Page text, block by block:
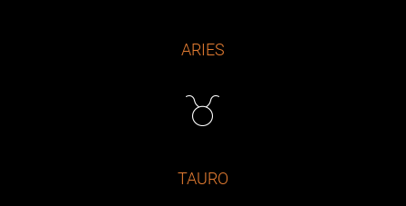
ARIES
TAURO